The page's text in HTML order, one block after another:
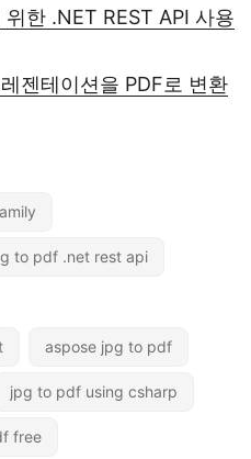
한 .NET REST API 사용
젠테이션을 PDF로 변환
to pdf .net rest api
aspose jpg to pdf
jpg to pdf using csharp
free